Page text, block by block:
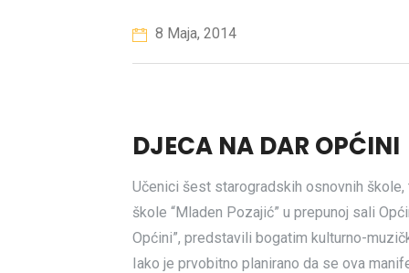
8 Maja, 2014
DJECA NA DAR OPĆINI
Učenici šest starogradskih osnovnih
škole “Mladen Pozajić” u prepunoj sali
Općini”, predstavili bogatim kulturno-
Iako je prvobitno planirano da se ova